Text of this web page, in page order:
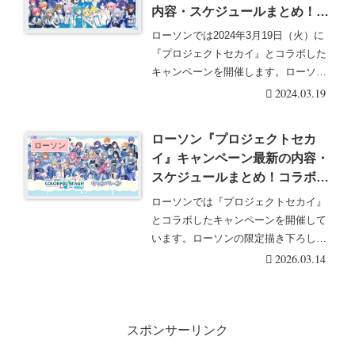
内容・スケジュールまとめ！コ
ラボ食品・グッズ・おまけも！
ローソンでは2024年3月19日（火）に
『プロジェクトセカイ』とコラボした
キャンペーンを開催します。ローソン
の限定描き下・・・続きを読む2024.03.19
ローソン
ローソン『プロジェクトセカ
イ』キャンペーン最新の内容・
スケジュールまとめ！コラボ食
品・グッズ・おまけ・ブロマイ
ド＆シールも！
ローソンでは『プロジェクトセカイ』
とコラボしたキャンペーンを開催して
います。ローソンの限定描き下ろし
で、限定グッズやおま・・・続きを読
2026.03.14
スポンサーリンク